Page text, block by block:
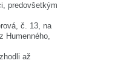
predovšetkým
č. 13, na
Humenného,
až